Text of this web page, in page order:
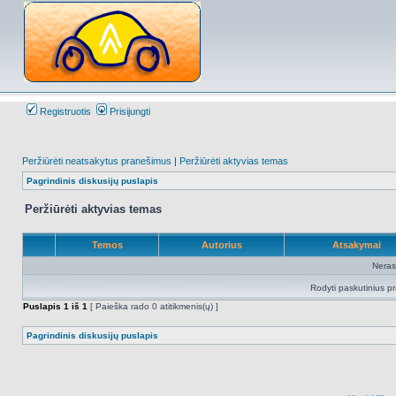
Registruotis Prisijungti
Peržiūrėti neatsakytus pranešimus | Peržiūrėti aktyvias temas
Pagrindinis diskusijų puslapis
Peržiūrėti aktyvias temas
Temos Autorius Atsakymai
Rodyti paskutinius
Puslapis 1 iš 1 [ Paieška rado 0 atitikmenis(ų) ]
Pagrindinis diskusijų puslapis